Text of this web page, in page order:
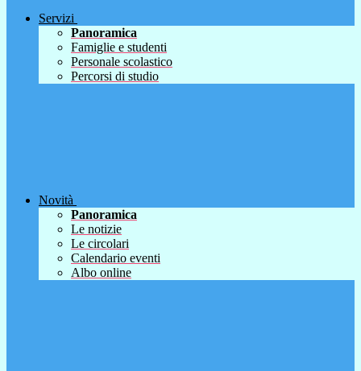
Servizi
Panoramica
Famiglie e studenti
Personale scolastico
Percorsi di studio
Novità
Panoramica
Le notizie
Le circolari
Calendario eventi
Albo online